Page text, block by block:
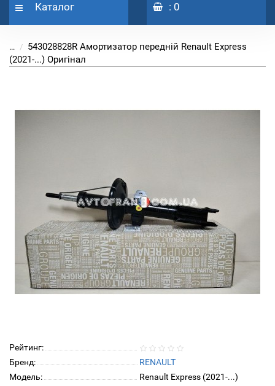
Каталог : 0
...
543028828R Амортизатор передній Renault Express
(2021-...) Оригінал
Рейтинг:
Бренд:
RENAULT
Модель:
Renault Express (2021-...)